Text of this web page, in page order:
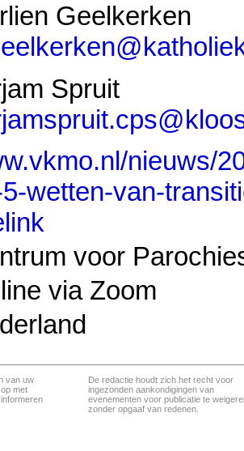
Geelkerken
Spruit
nieuws/
wetten-van-
voor
via Zoom
van uw
met
De redactie houdt zich het recht voor
ingezonden aankondigingen van
evenementen voor publicatie te
zonder opgaaf van redenen.